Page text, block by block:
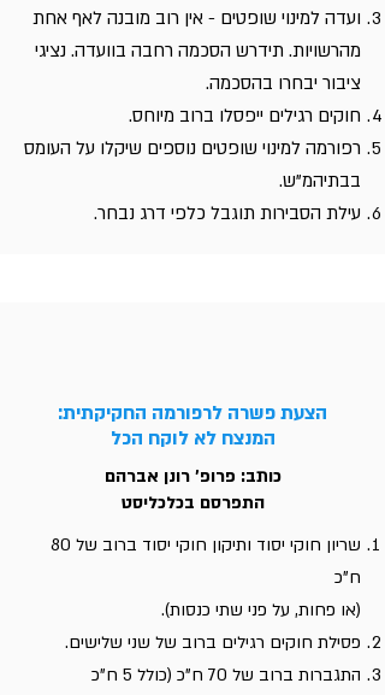
ועדה למינוי שופטים - אין רוב מובנה לאף אחת
מהרשויות. תידרש הסכמה רחבה בוועדה. נציגי
ציבור יבחרו בהסכמה.
חוקים רגילים ייפסלו ברוב מיוחס.
רפורמה למינוי שופטים נוספים שיקלו על העומס
בבתיהמ"ש.
עילת הסבירות תוגבל כלפי דרג נבחר.
הצעת פשרה לרפורמה החקיקתית:
המנצח לא לוקח הכל
כותב: פרופ' רונן אברהם
התפרסם בכלכליסט
שריון חוקי יסוד ותיקון חוקי יסוד ברוב של 80
ח"כ
(או פחות, על פני שתי כנסות).
פסילת חוקים רגילים ברוב של שני שלישים.
התגברות ברוב של 70 ח"כ (כולל 5 ח"כ